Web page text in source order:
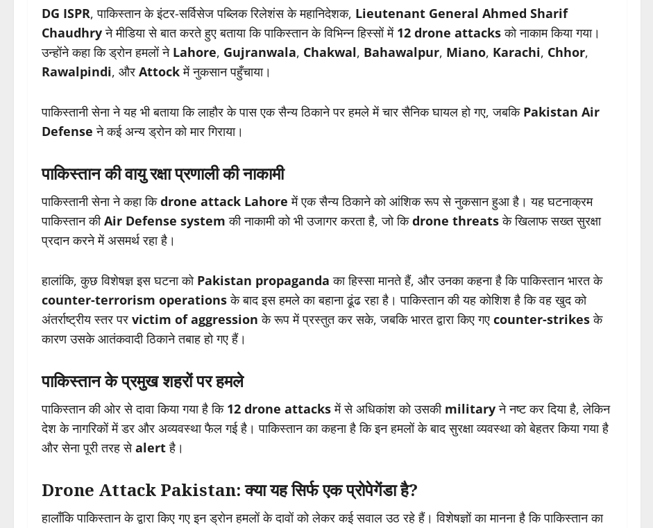
DG ISPR, पाकिस्तान के इंटर-सर्विसेज पब्लिक रिलेशंस के महानिदेशक, Lieutenant General Ahmed Sharif
Chaudhryने मीडिया से बात करते हुए बताया कि पाकिस्तान के विभिन्न हिस्सों में 12 drone attacksको नाकाम किया गया।
उन्होंने कहा कि ड्रोन हमलों ने Lahore, Gujranwala, Chakwal, Bahawalpur, Miano, Karachi, Chhor,
Rawalpindi, और Attockमें नुकसान पहुँचाया।
पाकिस्तानी सेना ने यह भी बताया कि लाहौर के पास एक सैन्य ठिकाने पर हमले में चार सैनिक घायल हो गए, जबकि Pakistan Air
Defense ने कई अन्य ड्रोन को मार गिराया।
पाकिस्तान की वायु रक्षा प्रणाली की नाकामी
पाकिस्तानी सेना ने कहा किdrone attack Lahore में एक सैन्य ठिकाने को आंशिक रूप से नुकसान हुआ है। यह घटनाक्रम
पाकिस्तान कीAir Defense system की नाकामी को भी उजागर करता है, जो किdrone threatsके खिलाफ सख्त सुरक्षा
प्रदान करने में असमर्थ रहा है।
हालांकि, कुछ विशेषज्ञ इस घटना को Pakistan propaganda का हिस्सा मानते हैं, और उनका कहना है कि पाकिस्तान भारत के
counter-terrorism operationsके बाद इस हमले का बहाना ढूंढ रहा है। पाकिस्तान की यह कोशिश है कि वह खुद को
अंतर्राष्ट्रीय स्तर पर victim of aggression के रूप में प्रस्तुत कर सके, जबकि भारत द्वारा किए गए counter-strikesके
कारण उसके आतंकवादी ठिकाने तबाह हो गए हैं।
पाकिस्तान के प्रमुख शहरों पर हमले
पाकिस्तान की ओर से दावा किया गया है कि 12 drone attacksमें से अधिकांश को उसकी militaryने नष्ट कर दिया है, लेकिन
देश के नागरिकों में डर और अव्यवस्था फैल गई है। पाकिस्तान का कहना है कि इन हमलों के बाद सुरक्षा व्यवस्था को बेहतर किया गया है
और सेना पूरी तरह सेalertहै।
Drone Attack Pakistan: क्या यह सिर्फ एक प्रोपेगेंडा है?
हालाँकि पाकिस्तान के द्वारा किए गए इन ड्रोन हमलों के दावों को लेकर कई सवाल उठ रहे हैं। विशेषज्ञों का मानना है कि पाकिस्तान का